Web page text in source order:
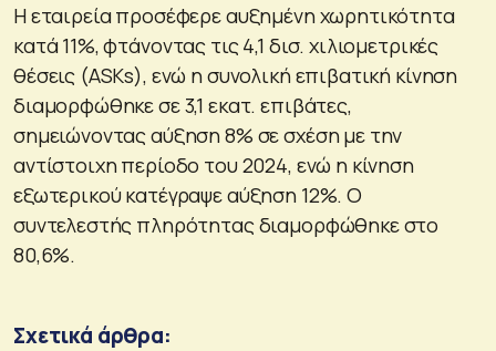
Η εταιρεία προσέφερε αυξημένη χωρητικότητα
κατά 11%, φτάνοντας τις 4,1 δισ. χιλιομετρικές
θέσεις (ASKs), ενώ η συνολική επιβατική κίνηση
διαμορφώθηκε σε 3,1 εκατ. επιβάτες,
σημειώνοντας αύξηση 8% σε σχέση με την
αντίστοιχη περίοδο του 2024, ενώ η κίνηση
εξωτερικού κατέγραψε αύξηση 12%. Ο
συντελεστής πληρότητας διαμορφώθηκε στο
80,6%.
Σχετικά άρθρα: